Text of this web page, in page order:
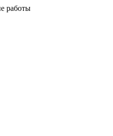
работы